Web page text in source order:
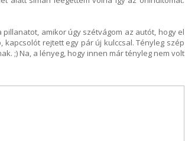
amikor úgy szétvágom az autót, hogy el
kapcsolót rejtett egy pár új kulccsal. Tényleg szép
;) Na, a lényeg, hogy innen már tényleg nem volt